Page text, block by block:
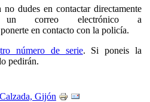
dudes en contactar directamente
correo electrónico a
en contacto con la policía.
número de serie. Si poneis la
pedirán.
Gijón